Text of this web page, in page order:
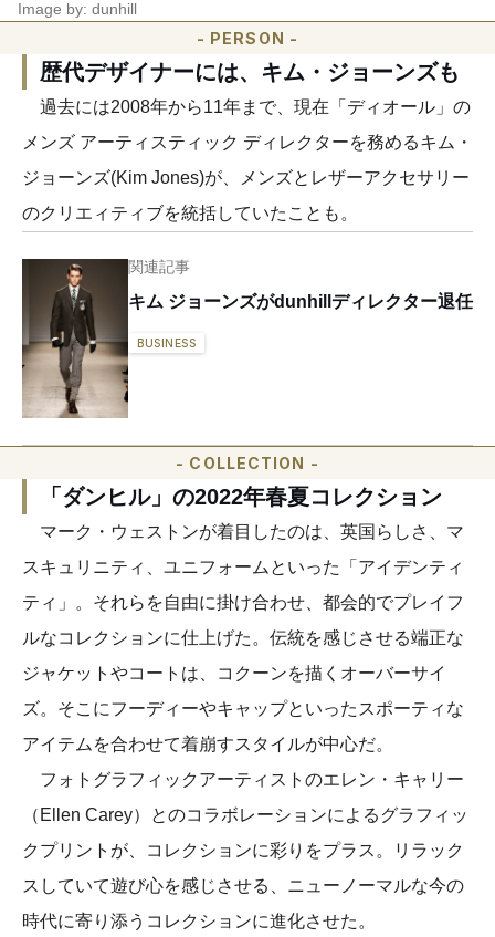
Image by: dunhill
- PERSON -
歴代デザイナーには、キム・ジョーンズも
過去には2008年から11年まで、現在「ディオール」の
メンズ アーティスティック ディレクターを務めるキム・
ジョーンズ(Kim Jones)が、メンズとレザーアクセサリー
のクリエィティブを統括していたことも。
関連記事
キム ジョーンズがdunhillディレクター退任
BUSINESS
- COLLECTION -
「ダンヒル」の2022年春夏コレクション
マーク・ウェストンが着目したのは、英国らしさ、マ
スキュリニティ、ユニフォームといった「アイデンティ
ティ」。それらを自由に掛け合わせ、都会的でプレイフ
ルなコレクションに仕上げた。伝統を感じさせる端正な
ジャケットやコートは、コクーンを描くオーバーサイ
ズ。そこにフーディーやキャップといったスポーティな
アイテムを合わせて着崩すスタイルが中心だ。
フォトグラフィックアーティストのエレン・キャリー
（Ellen Carey）とのコラボレーションによるグラフィッ
クプリントが、コレクションに彩りをプラス。リラック
スしていて遊び心を感じさせる、ニューノーマルな今の
時代に寄り添うコレクションに進化させた。